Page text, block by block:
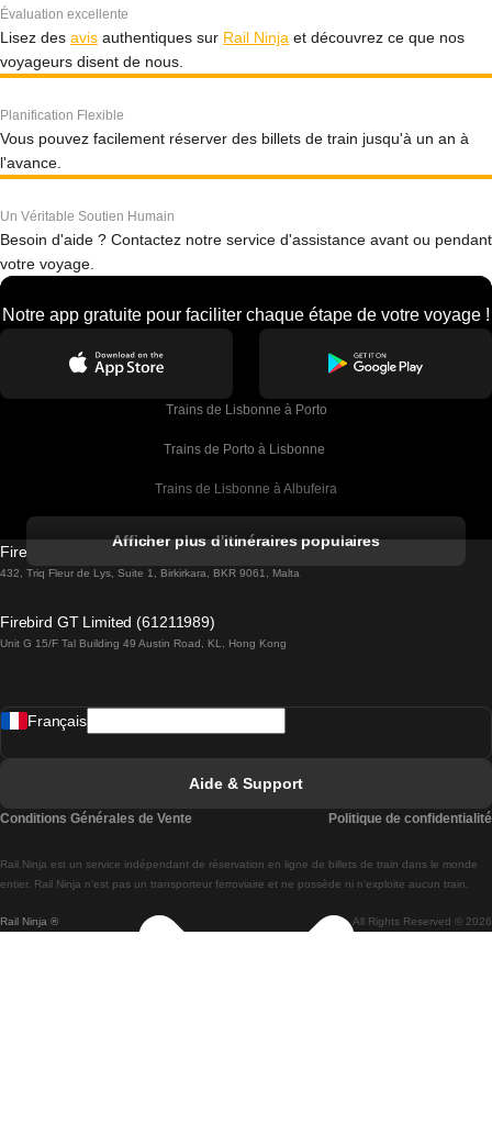
Évaluation excellente
Lisez des avis authentiques sur Rail Ninja et découvrez ce que nos
voyageurs disent de nous.
Planification Flexible
Vous pouvez facilement réserver des billets de train jusqu'à un an à
l'avance.
Un Véritable Soutien Humain
Besoin d'aide ? Contactez notre service d'assistance avant ou pendant
votre voyage.
Notre app gratuite pour faciliter chaque étape de votre voyage !
Trains de Lisbonne à Porto
Trains de Porto à Lisbonne
Trains de Lisbonne à Albufeira
Trains de Lisbonne à Lagos
Trains de Lisbonne à Madrid
Trains de Lisbonne à Braga
Trains de Braga à Lisbonne
Afficher plus d'itinéraires populaires
Firebird GT Limited (OC 1451)
432, Triq Fleur de Lys, Suite 1, Birkirkara, BKR 9061, Malta
Firebird GT Limited (61211989)
Unit G 15/F Tal Building 49 Austin Road, KL, Hong Kong
Rail Ninja ® All Rights Reserved © 2026
Rail.Ninja est un service indépendant de réservation en ligne de billets de train dans le monde
entier. Rail Ninja n'est pas un transporteur ferroviaire et ne possède ni n'exploite aucun train.
Français
Aide & Support
Conditions Générales de Vente Politique de confidentialité